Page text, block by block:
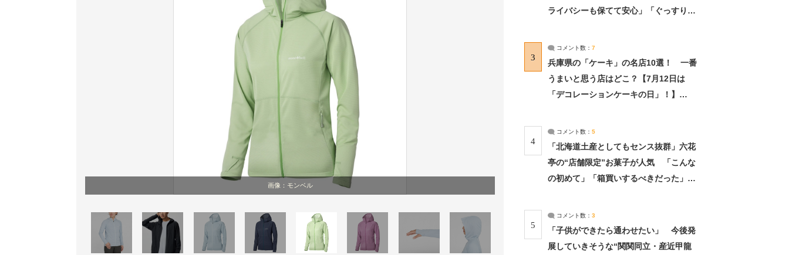
画像：モンベル
ライバシーも保てて安心」「ぐっすり眠
3
コメント数： 7
兵庫県の「ケーキ」の名店10選！ 一番
うまいと思う店はどこ？【7月12日は
「デコレーションケーキの日」！】
4
コメント数： 5
「北海道土産としてもセンス抜群」六花
亭の“店舗限定”お菓子が人気 「こんな
の初めて」「箱買いするべきだった」
5
コメント数： 3
「子供ができたら通わせたい」 今後発
展していきそうな“関関同立・産近甲龍